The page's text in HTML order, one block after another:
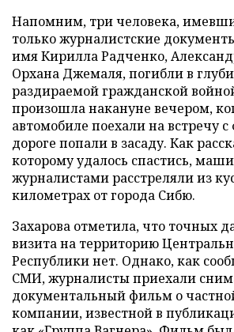
Напомним, три человека,
только журналистские
имя Кирилла Радченко,
Орхана Джемаля, погибли в
раздираемой гражданской
произошла накануне вечером,
автомобиле поехали на встречу
дороге попали в засаду. Как
которому удалось спастись,
журналистами расстреляли из
километрах от города Сибю.
Захарова отметила, что точных
визита на территорию
Республики нет. Однако, как
СМИ, журналисты приехали
документальный фильм о
компании, известной в